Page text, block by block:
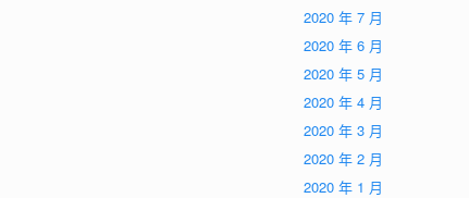
2020 年 7 月
2020 年 6 月
2020 年 5 月
2020 年 4 月
2020 年 3 月
2020 年 2 月
2020 年 1 月